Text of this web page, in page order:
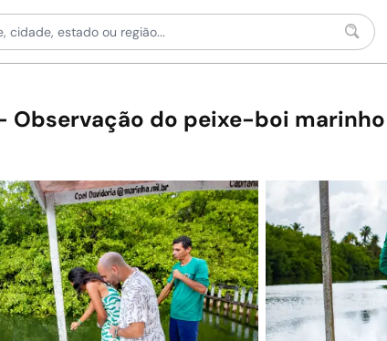
Observação do peixe-boi marinho